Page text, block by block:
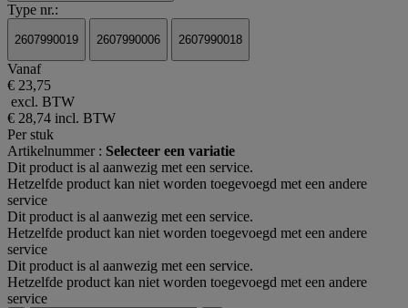
Type nr.:
2607990019 2607990006 2607990018
Vanaf
€ 23,75
excl. BTW
€ 28,74 incl. BTW
Per stuk
Artikelnummer : Selecteer een variatie
Dit product is al aanwezig met een service.
Hetzelfde product kan niet worden toegevoegd met een andere
service
Dit product is al aanwezig met een service.
Hetzelfde product kan niet worden toegevoegd met een andere
service
Dit product is al aanwezig met een service.
Hetzelfde product kan niet worden toegevoegd met een andere
service